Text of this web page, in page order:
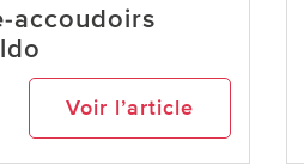
accoudoirs
Voir l’article